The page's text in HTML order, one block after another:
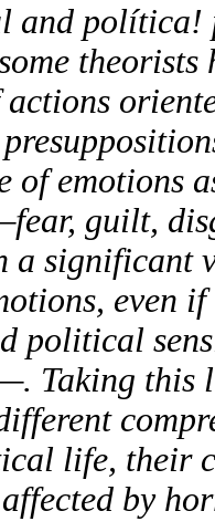
and
theorists
of emotions
guilt,
a significant
even
political
Taking this
life, their
by